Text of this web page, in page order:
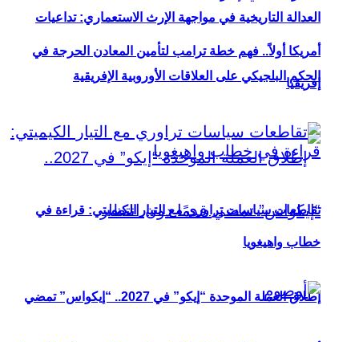
العدالة التاريخية في مواجهة الإرث الاستعماري: تداعيات
الحكم البلجيكي على العلاقات الأوروبية الإفريقية
إطلاق العملة الموحدة “إيكو” في 2027.. “إيكواس” تمضي
أمريكا أولاً.. فهم خطة ترامب لتأمين المعادن الحرجة في
إفريقيا
تقاطعات سياسات تراوري مع التيار الكيميتي: قراءة في
خطاب واهيغويا